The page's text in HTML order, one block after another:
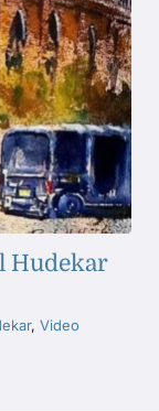
Hudekar
, Video